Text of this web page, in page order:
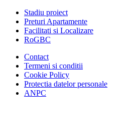
Stadiu proiect
Preturi Apartamente
Facilitati si Localizare
RoGBC
Contact
Termeni si conditii
Cookie Policy
Protectia datelor personale
ANPC